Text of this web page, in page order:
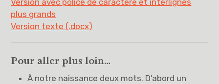
plus grands
Version texte (.docx)
Pour aller plus loin…
À notre naissance deux mots. D’abord un